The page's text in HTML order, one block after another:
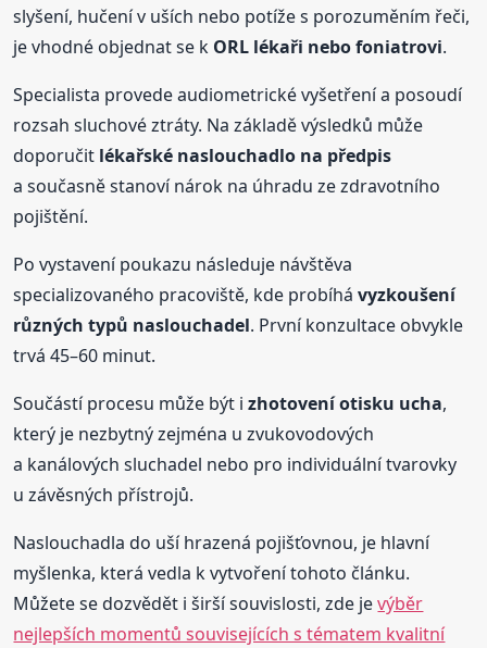
slyšení, hučení v uších nebo potíže s porozuměním řeči,
je vhodné objednat se k ORL lékaři nebo foniatrovi.
Specialista provede audiometrické vyšetření a posoudí
rozsah sluchové ztráty. Na základě výsledků může
doporučit lékařské naslouchadlo na předpis
a současně stanoví nárok na úhradu ze zdravotního
pojištění.
Po vystavení poukazu následuje návštěva
specializovaného pracoviště, kde probíhávyzkoušení
různých typů naslouchadel. První konzultace obvykle
trvá 45–60 minut.
Součástí procesu může být izhotovení otisku ucha,
který je nezbytný zejména u zvukovodových
a kanálových sluchadel nebo pro individuální tvarovky
u závěsných přístrojů.
Naslouchadla do uší hrazená pojišťovnou, je hlavní
myšlenka, která vedla k vytvoření tohoto článku.
Můžete se dozvědět i širší souvislosti, zde jevýběr
nejlepších momentů souvisejících s tématem kvalitní